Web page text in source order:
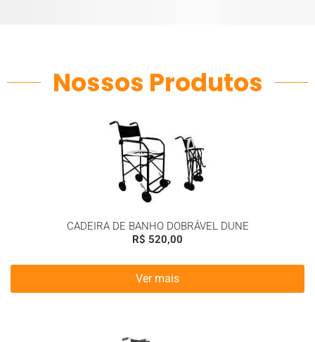
Nossos Produtos
CADEIRA DE BANHO DOBRÁVEL DUNE
R$ 520,00
Ver mais